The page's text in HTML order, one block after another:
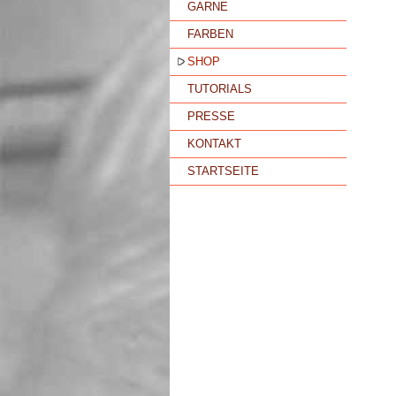
GARNE
FARBEN
SHOP
TUTORIALS
PRESSE
KONTAKT
STARTSEITE